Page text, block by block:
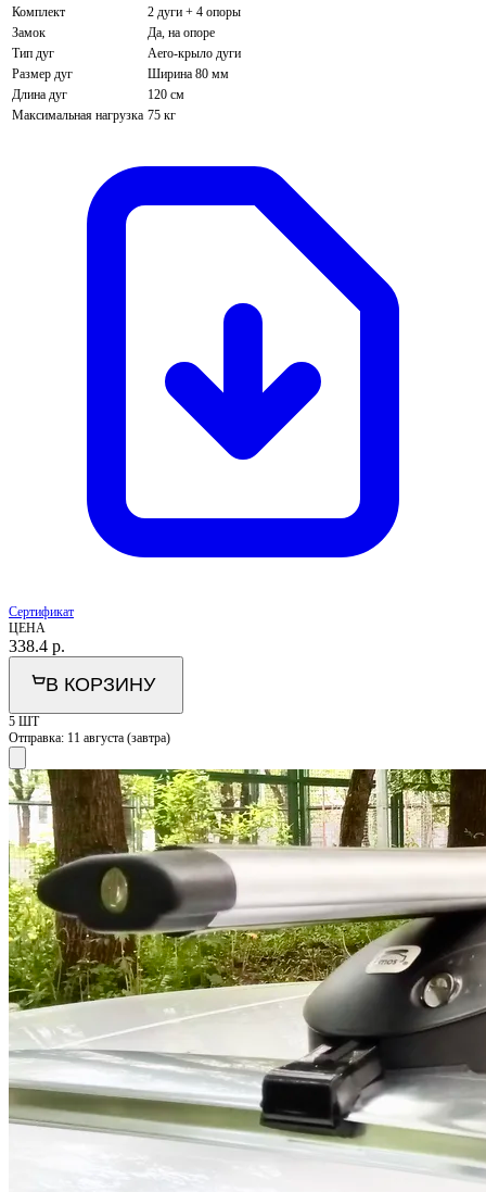
Комплект
2 дуги + 4 опоры
Замок
Да, на опоре
Тип дуг
Aero-крыло дуги
Размер дуг
Ширина 80 мм
Длина дуг
120 см
Максимальная нагрузка 75 кг
Сертификат
ЦЕНА
338.4 р.
В КОРЗИНУ
5 ШТ
Отправка: 11 августа (завтра)